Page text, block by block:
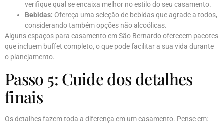
verifique qual se encaixa melhor no estilo do seu casamento.
Bebidas: Ofereça uma seleção de bebidas que agrade a todos,
considerando também opções não alcoólicas.
Alguns espaços para casamento em São Bernardo oferecem pacotes
que incluem buffet completo, o que pode facilitar a sua vida durante
o planejamento.
Passo 5: Cuide dos detalhes
finais
Os detalhes fazem toda a diferença em um casamento. Pense em: